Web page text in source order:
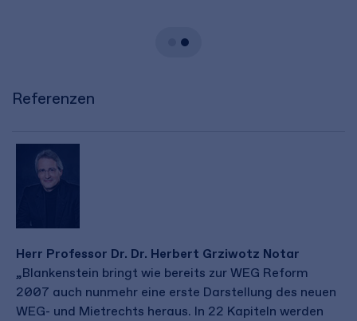
Referenzen
Herr Professor Dr. Dr. Herbert Grziwotz Notar
„Blankenstein bringt wie bereits zur WEG Reform
2007 auch nunmehr eine erste Darstellung des neuen
WEG- und Mietrechts heraus. In 22 Kapiteln werden